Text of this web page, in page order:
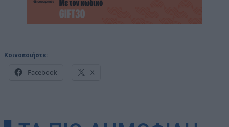
Κοινοποιήστε:
Facebook X